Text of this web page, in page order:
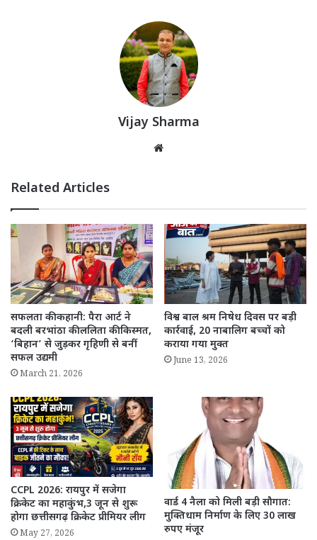
Vijay Sharma
Related Articles
सफलता की कहानी: पैरा आर्ट ने
बदली बरभांठा की ललिता की किस्मत,
‘बिहान’ से जुड़कर गृहिणी से बनीं
सफल उद्यमी
March 21, 2026
विश्व बाल श्रम निषेध दिवस पर बड़ी
कार्रवाई, 20 नाबालिग बच्चों को
कराया गया मुक्त
June 13, 2026
CCPL 2026: रायपुर में सजेगा
क्रिकेट का महाकुंभ,3 जून से शुरू
होगा छत्तीसगढ़ क्रिकेट प्रीमियर लीग
May 27, 2026
वार्ड 4 नैला को मिली बड़ी सौगात:
मुक्तिधाम निर्माण के लिए 30 लाख
रुपए मंजूर